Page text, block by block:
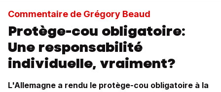
Commentaire de Grégory Beaud
Protège-cou obligatoire:
Une responsabilité
individuelle, vraiment?
L'Allemagne a rendu le protège-cou obligatoire à la